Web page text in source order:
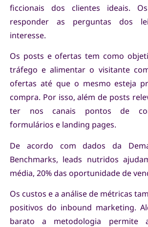
ficcionais dos clientes ideais.
responder as perguntas dos
interesse.
Os posts e ofertas tem como
tráfego e alimentar o visitante
ofertas até que o mesmo esteja
compra. Por isso, além de posts
ter nos canais pontos de
formulários e landing pages.
De acordo com dados da
Benchmarks, leads nutridos
média, 20% das oportunidade de
Os custos e a análise de métricas
positivos do inbound marketing.
barato a metodologia permite